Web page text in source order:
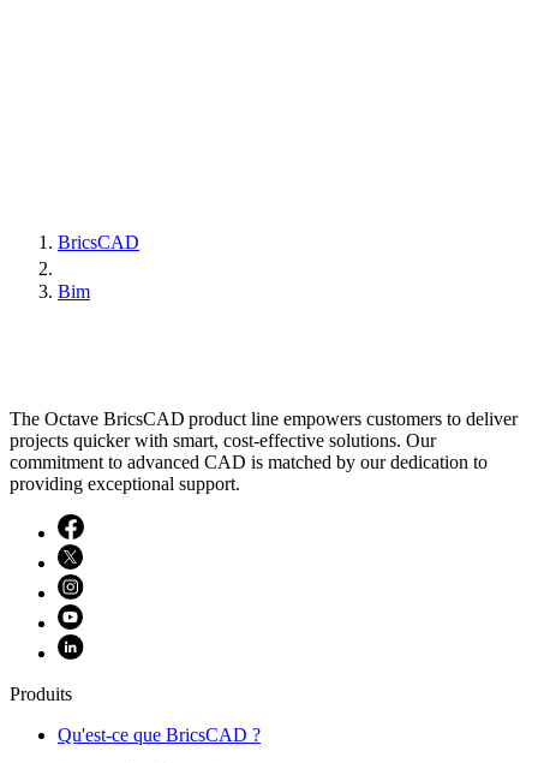
BricsCAD
Bim
The Octave BricsCAD product line empowers customers to deliver
projects quicker with smart, cost-effective solutions. Our
commitment to advanced CAD is matched by our dedication to
providing exceptional support.
Produits
Qu'est-ce que BricsCAD ?